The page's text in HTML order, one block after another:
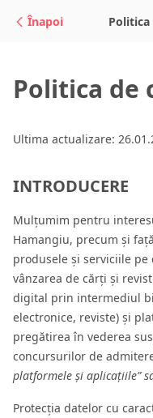
Sari la
Înapoi
Politica
Ultima actualizare:
INTRODUCERE
Mulțumim pentru
Hamangiu, precum și
produsele și serviciile
vânzarea de cărți și
digital prin intermediul
electronice, reviste) și
pregătirea în vederea
concursurilor de
platformele și aplicațiile”
Protecția datelor cu